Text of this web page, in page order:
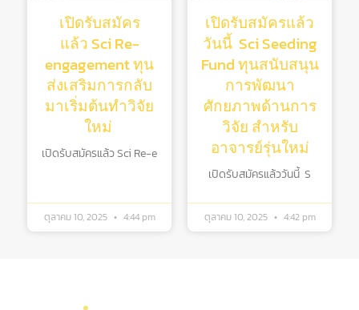
เปิดรับสมัคร
แล้ว Sci Re-
engagement ทุน
ส่งเสริมการกลับ
มาเริ่มต้นทําวิจัย
ใหม่
เปิดรับสมัครแล้ว Sci Re-e
ตุลาคม 10, 2025 4:44 pm
เปิดรับสมัครแล้ว
วันนี้ Sci Seeding
Fund ทุนสนับสนุน
การพัฒนา
ศักยภาพด้านการ
วิจัย สําหรับ
อาจารย์รุ่นใหม่
เปิดรับสมัครแล้ววันนี้ S
ตุลาคม 10, 2025 4:42 pm